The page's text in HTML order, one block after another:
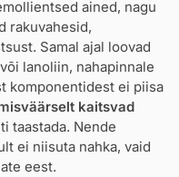
ained, nagu
rakuvahesid,
Samal ajal loovad
lanoliin, nahapinnale
komponentidest ei piisa
kaitsvad
taastada. Nende
ei niisuta nahka, vaid
eest.